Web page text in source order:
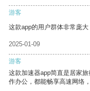
游客
这款app的用户群体非常庞
2025-01-09
游客
这款加速器app简直是居家
作办公，都能畅享高速网络